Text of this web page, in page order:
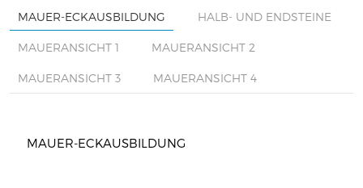
MAUER-ECKAUSBILDUNG HALB- UND ENDSTEINE
MAUERANSICHT 1 MAUERANSICHT 2
MAUERANSICHT 3 MAUERANSICHT 4
MAUER-ECKAUSBILDUNG